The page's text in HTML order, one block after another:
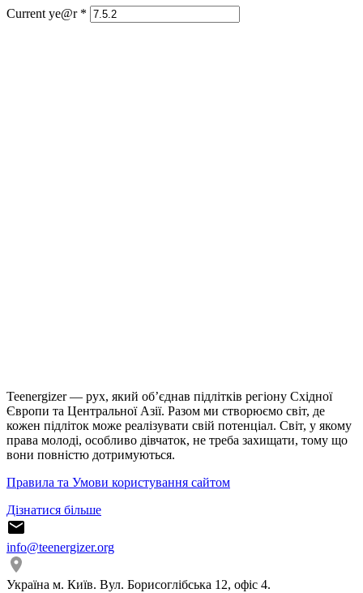
Current ye@r *
Teenergizer — рух, який об’єднав підлітків регіону Східної
Європи та Центральної Азії. Разом ми створюємо світ, де
кожен підліток може реалізувати свій потенціал. Світ, у якому
права молоді, особливо дівчаток, не треба захищати, тому що
вони повністю дотримуються.
Правила та Умови користування сайтом
Дізнатися більше
info@teenergizer.org
Україна м. Київ. Вул. Борисоглібська 12, офіс 4.